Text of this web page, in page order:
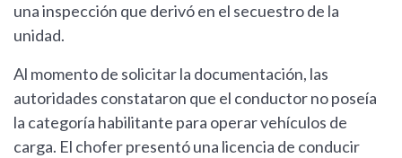
una inspección que derivó en el secuestro de la
unidad.
Al momento de solicitar la documentación, las
autoridades constataron que el conductor no poseía
la categoría habilitante para operar vehículos de
carga. El chofer presentó una licencia de conducir